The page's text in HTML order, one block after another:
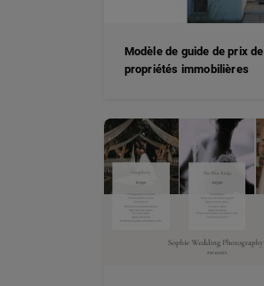
Modèle de guide de prix de
propriétés immobilières